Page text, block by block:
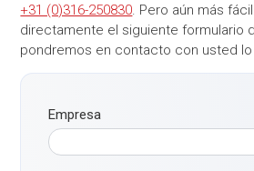
+31 (0)316-250830. Pero aún más
directamente el siguiente formulario
pondremos en contacto con usted
Empresa